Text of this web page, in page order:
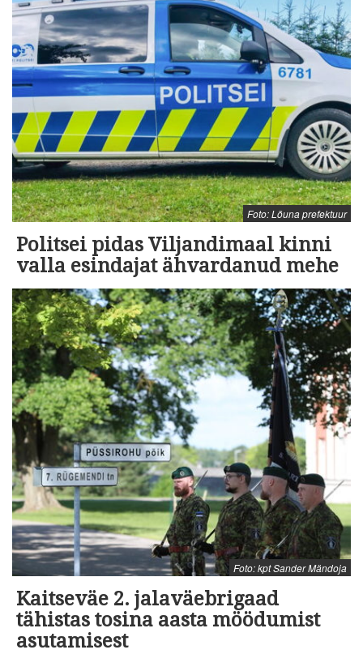
Foto: Lõuna prefektuur
Politsei pidas Viljandimaal kinni
valla esindajat ähvardanud mehe
Foto: kpt Sander Mändoja
Kaitseväe 2. jalaväebrigaad
tähistas tosina aasta möödumist
asutamisest